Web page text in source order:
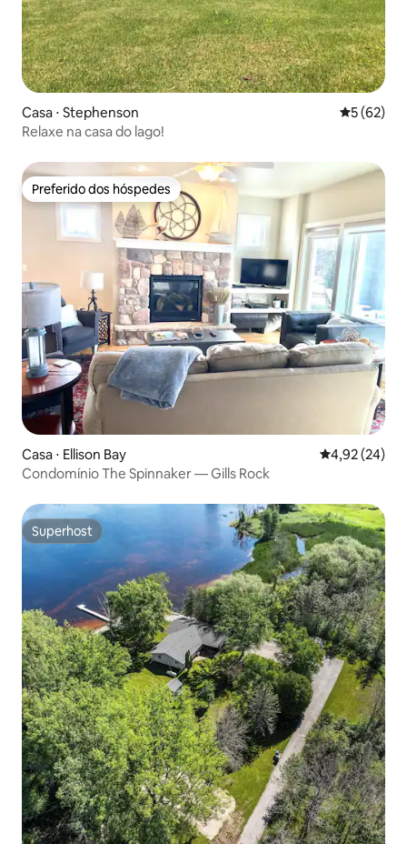
Casa ⋅ Stephenson 5 de uma
5 (62)
Relaxe na casa do lago!
Preferido dos hóspedes
Preferido dos hóspedes
Casa ⋅ Ellison Bay 4,92 de uma
4,92 (24)
Condomínio The Spinnaker — Gills Rock
Superhost
Superhost